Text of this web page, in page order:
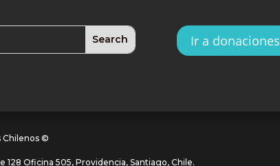
Ir a donaciones
Chilenos ©
128 Oficina 505, Providencia, Santiago, Chile.